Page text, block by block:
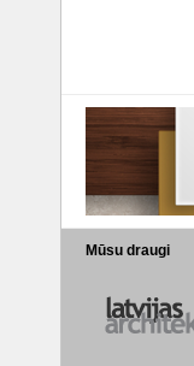
Mūsu draugi